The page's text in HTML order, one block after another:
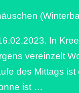
In
vereinzelt
des Mittags ist
ist …